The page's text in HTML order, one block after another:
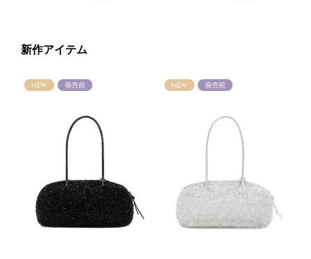
新作アイテム
NEW 発売前 NEW 発売前